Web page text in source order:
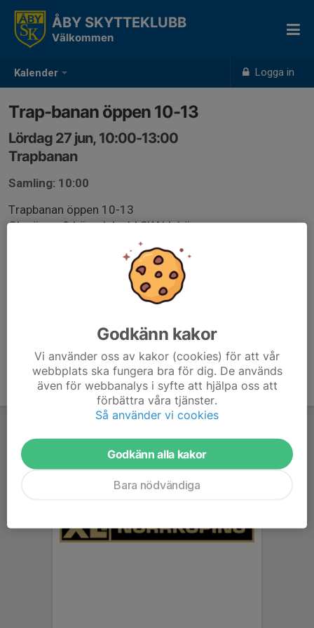
Kalender Logga in
ÅBY SKYTTEKLUBB
Välkommen
Trap-banan öppen 10-13
Lördag 27 jun, 10:00-13:00
Trapbanan
Samling: 10:00
Trapbanan öppen 10-13
Glasögon & hörselskydd SKALL bäras
Godkänn kakor
Vi använder oss av kakor (cookies) för att vår
webbplats ska fungera bra för dig. De används
även för webbanalys i syfte att hjälpa oss att
förbättra våra tjänster.
Så använder vi cookies
Godkänn alla kakor
Bara nödvändiga